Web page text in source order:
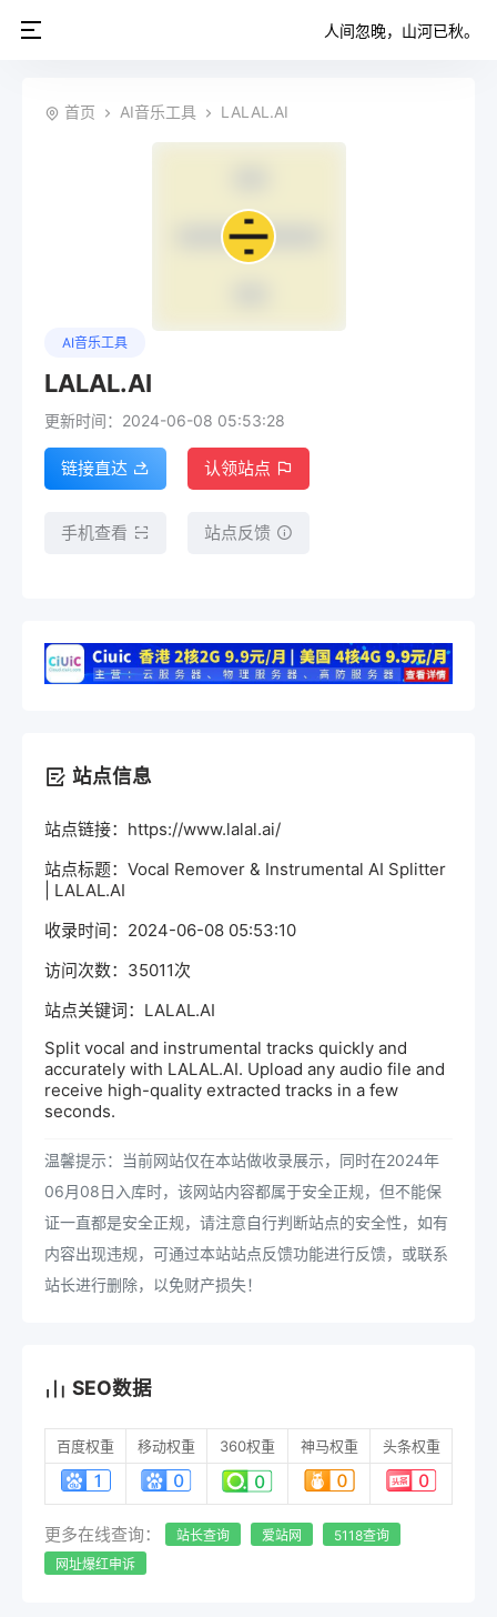
人间忽晚，山河已秋。
首页 AI音乐工具 LALAL.AI
AI音乐工具
LALAL.AI
更新时间：2024-06-08 05:53:28
链接直达 认领站点
手机查看 站点反馈
站点信息
站点链接：https://www.lalal.ai/
站点标题：Vocal Remover & Instrumental AI Splitter
| LALAL.AI
收录时间：2024-06-08 05:53:10
访问次数：35011次
站点关键词：LALAL.AI
Split vocal and instrumental tracks quickly and
accurately with LALAL.AI. Upload any audio file and
receive high-quality extracted tracks in a few
seconds.
温馨提示：当前网站仅在本站做收录展示，同时在2024年
06月08日入库时，该网站内容都属于安全正规，但不能保
证一直都是安全正规，请注意自行判断站点的安全性，如有
内容出现违规，可通过本站站点反馈功能进行反馈，或联系
站长进行删除，以免财产损失！
SEO数据
百度权重 移动权重 360权重 神马权重 头条权重
更多在线查询： 站长查询 爱站网
5118查询
网址爆红申诉